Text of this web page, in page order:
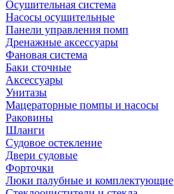
Осушительная система
Насосы осушительные
Панели управления помп
Дренажные аксессуары
Фановая система
Баки сточные
Аксессуары
Унитазы
Мацераторные помпы и насосы
Раковины
Шланги
Судовое остекление
Двери судовые
Форточки
Люки палубные и комплектующие